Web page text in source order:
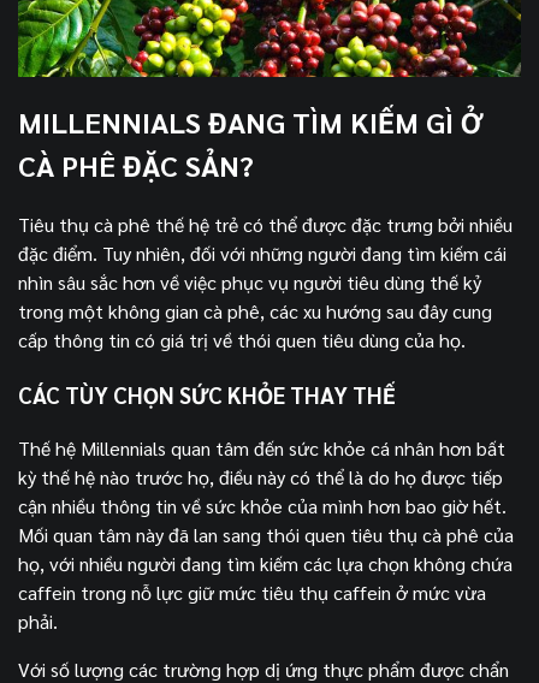
MILLENNIALS ĐANG TÌM KIẾM GÌ Ở
CÀ PHÊ ĐẶC SẢN?
Tiêu thụ cà phê thế hệ trẻ có thể được đặc trưng bởi nhiều
đặc điểm. Tuy nhiên, đối với những người đang tìm kiếm cái
nhìn sâu sắc hơn về việc phục vụ người tiêu dùng thế kỷ
trong một không gian cà phê, các xu hướng sau đây cung
cấp thông tin có giá trị về thói quen tiêu dùng của họ.
CÁC TÙY CHỌN SỨC KHỎE THAY THẾ
Thế hệ Millennials quan tâm đến sức khỏe cá nhân hơn bất
kỳ thế hệ nào trước họ, điều này có thể là do họ được tiếp
cận nhiều thông tin về sức khỏe của mình hơn bao giờ hết.
Mối quan tâm này đã lan sang thói quen tiêu thụ cà phê của
họ, với nhiều người đang tìm kiếm các lựa chọn không chứa
caffein trong nỗ lực giữ mức tiêu thụ caffein ở mức vừa
phải.
Với số lượng các trường hợp dị ứng thực phẩm được chẩn